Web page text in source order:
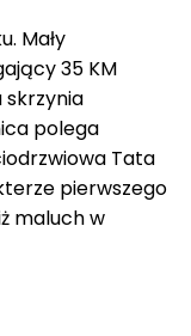
Mały
35 KM
skrzynia
polega
Tata
pierwszego
maluch w